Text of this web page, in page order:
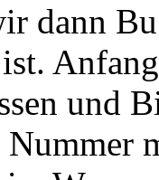
dann
und
Nummer